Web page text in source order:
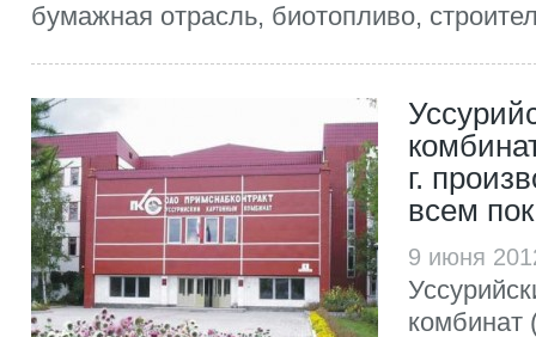
бумажная отрасль, биотопливо,
г.
всем
9 июня
комбинат